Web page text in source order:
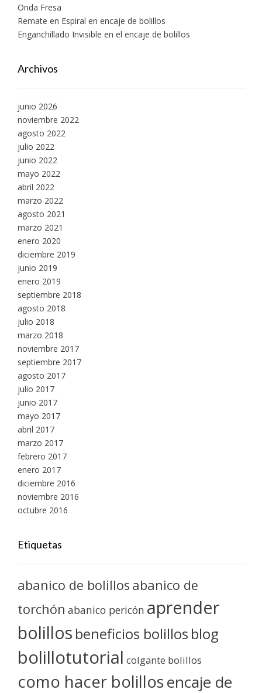
Onda Fresa
Remate en Espiral en encaje de bolillos
Enganchillado Invisible en el encaje de bolillos
Archivos
junio 2026
noviembre 2022
agosto 2022
julio 2022
junio 2022
mayo 2022
abril 2022
marzo 2022
agosto 2021
marzo 2021
enero 2020
diciembre 2019
junio 2019
enero 2019
septiembre 2018
agosto 2018
julio 2018
marzo 2018
noviembre 2017
septiembre 2017
agosto 2017
julio 2017
junio 2017
mayo 2017
abril 2017
marzo 2017
febrero 2017
enero 2017
diciembre 2016
noviembre 2016
octubre 2016
Etiquetas
abanico de bolillos abanico de
torchón abanico pericón aprender
bolillos beneficios bolillos blog
bolillotutorial colgante bolillos
como hacer bolillosencaje de